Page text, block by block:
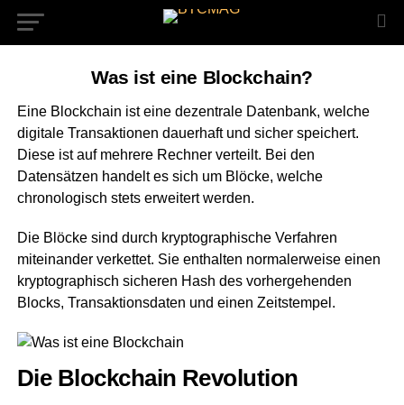
Was ist eine Blockchain?
Eine Blockchain ist eine dezentrale Datenbank, welche
digitale Transaktionen dauerhaft und sicher speichert.
Diese ist auf mehrere Rechner verteilt. Bei den
Datensätzen handelt es sich um Blöcke, welche
chronologisch stets erweitert werden.
Die Blöcke sind durch kryptographische Verfahren
miteinander verkettet. Sie enthalten normalerweise einen
kryptographisch sicheren Hash des vorhergehenden
Blocks, Transaktionsdaten und einen Zeitstempel.
Die Blockchain Revolution